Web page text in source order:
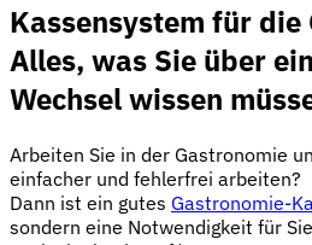
Kassensystem für die
Alles, was Sie über
Wechsel wissen
Arbeiten Sie in der Gastronomie
einfacher und fehlerfrei arbeiten?
Dann ist ein gutes Gastronomie-
sondern eine Notwendigkeit für